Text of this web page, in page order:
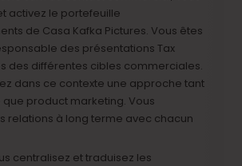
activez le portefeuille
de Casa Kafka Pictures. Vous êtes
des présentations Tax
des différentes cibles commerciales.
dans ce contexte une approche tant
product marketing. Vous
relations à long terme avec chacun
centralisez et traduisez les